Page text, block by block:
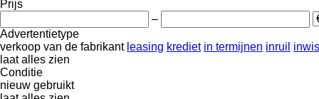
Prijs
–
Advertentietype
verkoop van de fabrikant leasing krediet in termijnen inruil
laat alles zien
Conditie
nieuw gebruikt